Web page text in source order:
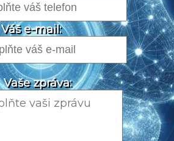
Váš e-mail:
Vaše zpráva: